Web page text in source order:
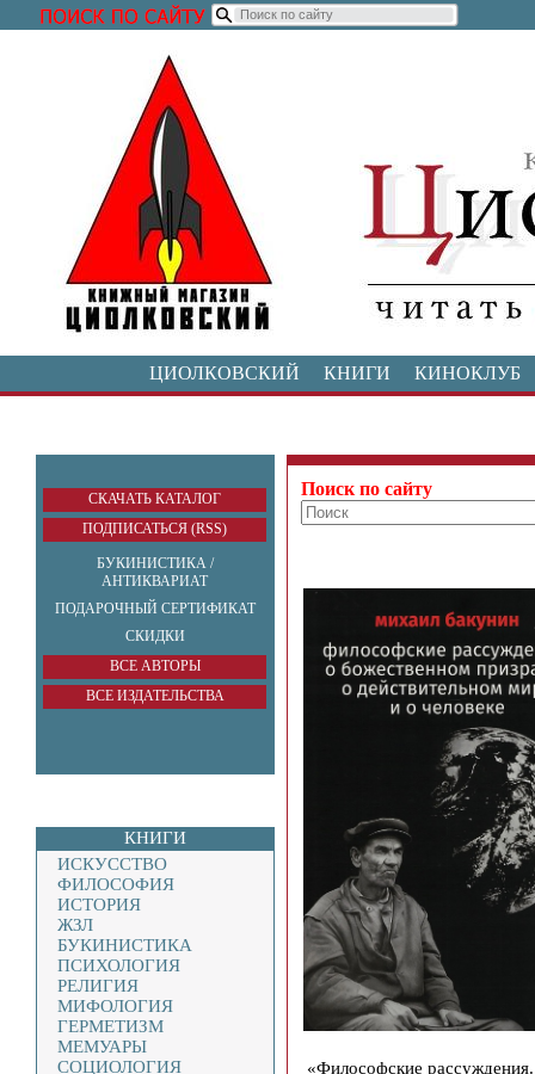
ЦИОЛКОВСКИЙ КНИГИ КИНОКЛУБ
СКАЧАТЬ КАТАЛОГ
ПОДПИСАТЬСЯ (RSS)
БУКИНИСТИКА /
АНТИКВАРИАТ
ПОДАРОЧНЫЙ СЕРТИФИКАТ
СКИДКИ
ВСЕ АВТОРЫ
ВСЕ ИЗДАТЕЛЬСТВА
КНИГИ
ИСКУССТВО
ФИЛОСОФИЯ
ИСТОРИЯ
ЖЗЛ
БУКИНИСТИКА
ПСИХОЛОГИЯ
РЕЛИГИЯ
МИФОЛОГИЯ
ГЕРМЕТИЗМ
МЕМУАРЫ
СОЦИОЛОГИЯ
Поиск по сайту
«Философские